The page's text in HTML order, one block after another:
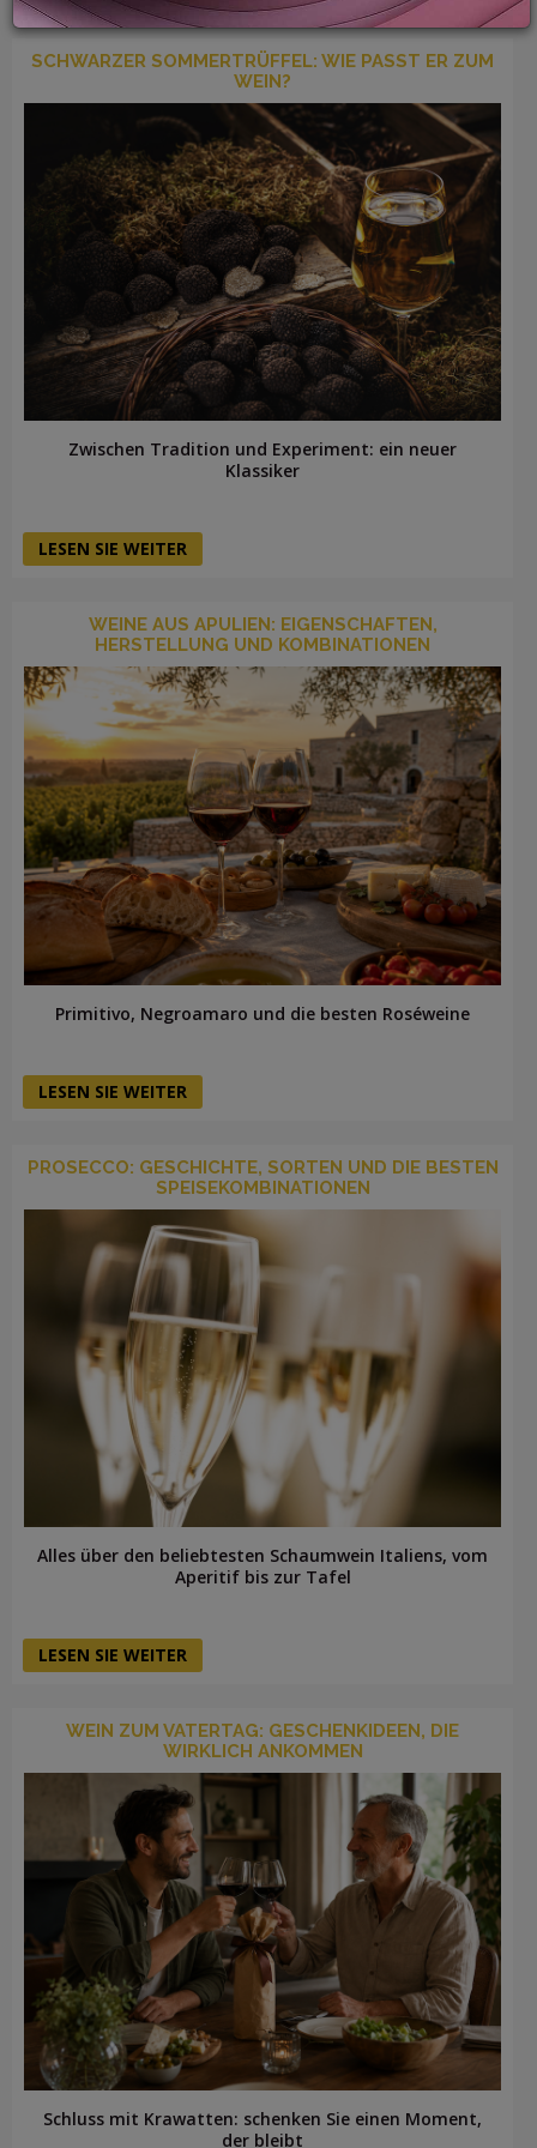
LOGIN
SCHWARZER SOMMERTRÜFFEL: WIE PASST ER ZUM
WEIN?
Zwischen Tradition und Experiment: ein neuer
Klassiker
LESEN SIE WEITER
WEINE AUS APULIEN: EIGENSCHAFTEN,
HERSTELLUNG UND KOMBINATIONEN
Primitivo, Negroamaro und die besten Roséweine
LESEN SIE WEITER
PROSECCO: GESCHICHTE, SORTEN UND DIE BESTEN
SPEISEKOMBINATIONEN
Alles über den beliebtesten Schaumwein Italiens, vom
Aperitif bis zur Tafel
LESEN SIE WEITER
WEIN ZUM VATERTAG: GESCHENKIDEEN, DIE
WIRKLICH ANKOMMEN
Schluss mit Krawatten: schenken Sie einen Moment,
der bleibt